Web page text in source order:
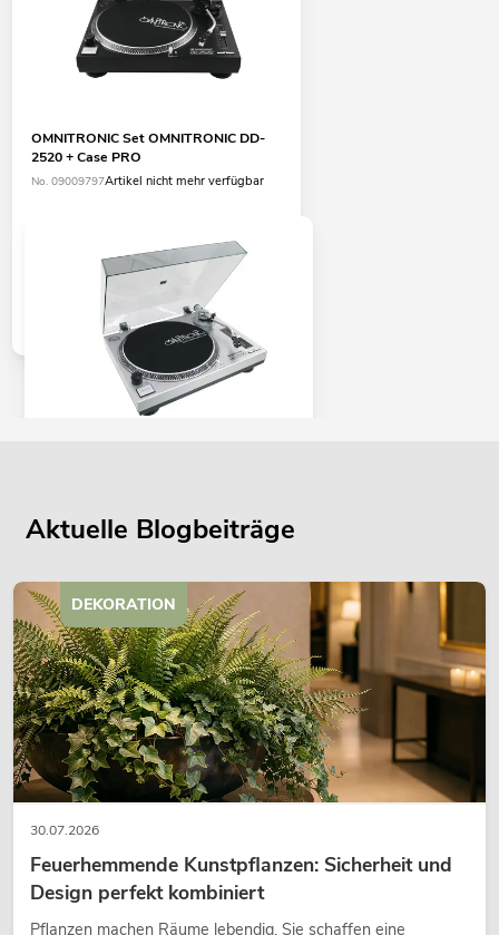
OMNITRONIC Set OMNITRONIC DD-
2520 + Case PRO
No. 09009797Artikel nicht mehr verfügbar
OMNITRONIC DD-4750 USB-
Plattenspieler
Aktuelle Blogbeiträge
30.07.2026
Feuerhemmende Kunstpflanzen: Sicherheit und
Design perfekt kombiniert
Pflanzen machen Räume lebendig. Sie schaffen eine
DEKORATION